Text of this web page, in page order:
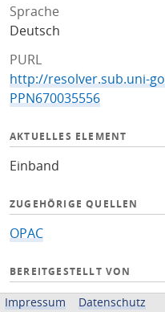
Sprache
Deutsch
PURL
http://resolver.sub.uni-
PPN670035556
AKTUELLES ELEMENT
Einband
ZUGEHÖRIGE QUELLEN
OPAC
BEREITGESTELLT VON
Niedersächsische
Impressum Datenschutz